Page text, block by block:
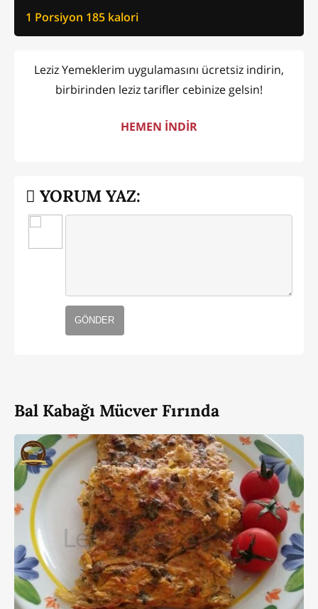
1 Porsiyon 185 kalori
Leziz Yemeklerim uygulamasını ücretsiz indirin,
birbirinden leziz tarifler cebinize gelsin!
HEMEN İNDİR
YORUM YAZ:
GÖNDER
Bal Kabağı Mücver Fırında